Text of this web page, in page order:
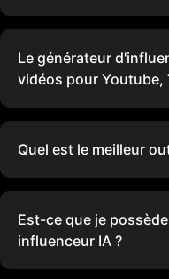
Le générateur
vidéos pour Youtube,
Quel est le meilleur
Est-ce que je
influenceur IA ?